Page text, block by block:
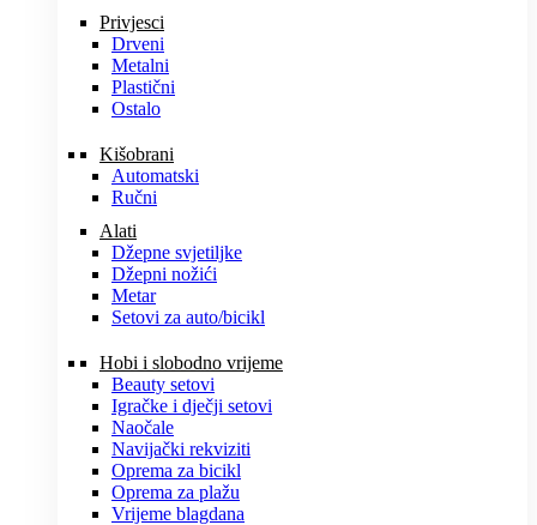
Privjesci
Drveni
Metalni
Plastični
Ostalo
Kišobrani
Automatski
Ručni
Alati
Džepne svjetiljke
Džepni nožići
Metar
Setovi za auto/bicikl
Hobi i slobodno vrijeme
Beauty setovi
Igračke i dječji setovi
Naočale
Navijački rekviziti
Oprema za bicikl
Oprema za plažu
Vrijeme blagdana